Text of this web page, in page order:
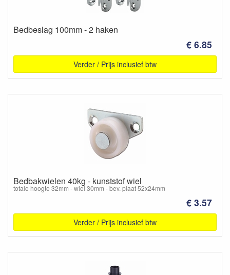
Bedbeslag 100mm - 2 haken
€ 6.85
Verder / Prijs inclusief btw
Bedbakwielen 40kg - kunststof wiel
totale hoogte 32mm - wiel 30mm - bev. plaat 52x24mm
€ 3.57
Verder / Prijs inclusief btw